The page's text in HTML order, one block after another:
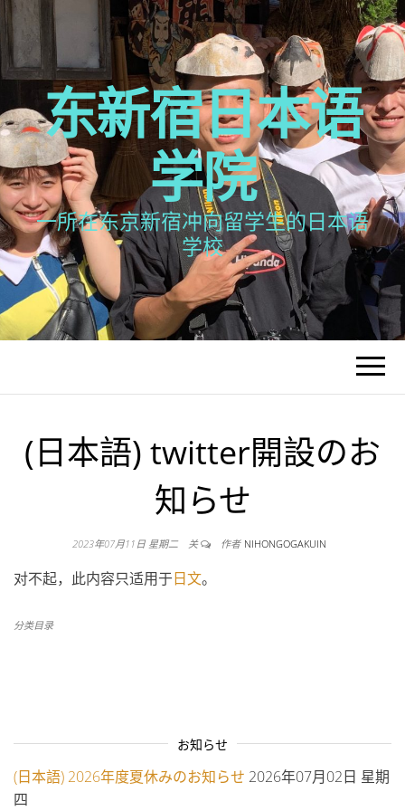
东新宿日本语
学院
一所在东京新宿冲向留学生的日本语
学校
(日本語) twitter開設のお
知らせ
2023年07月11日 星期二 关 作者 NIHONGOGAKUIN
对不起，此内容只适用于日文。
分类目录
お知らせ
(日本語) 2026年度夏休みのお知らせ 2026年07月02日 星期
四